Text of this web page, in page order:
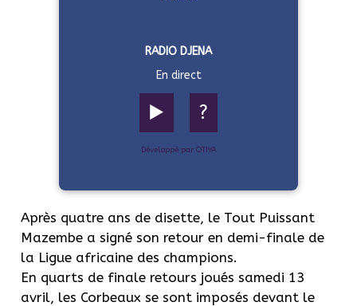
RADIO DJENA
En direct
▶️ ?
Développé par OTIYA
Après quatre ans de disette, le Tout Puissant
Mazembe a signé son retour en demi-finale de
la Ligue africaine des champions.
En quarts de finale retours joués samedi 13
avril, les Corbeaux se sont imposés devant le